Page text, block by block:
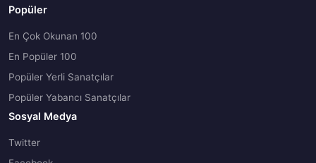
Popüler
En Çok Okunan 100
En Popüler 100
Popüler Yerli Sanatçılar
Popüler Yabancı Sanatçılar
Sosyal Medya
Twitter